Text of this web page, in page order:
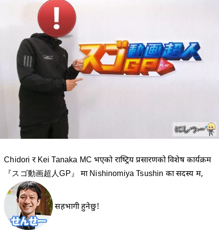
Chidori र Kei Tanaka MC भएको राष्ट्रिय प्रसारणको विशेष कार्यक्रम
『スゴ動画超人GP』 मा Nishinomiya Tsushin का सदस्य म,
सहभागी हुनेछु!